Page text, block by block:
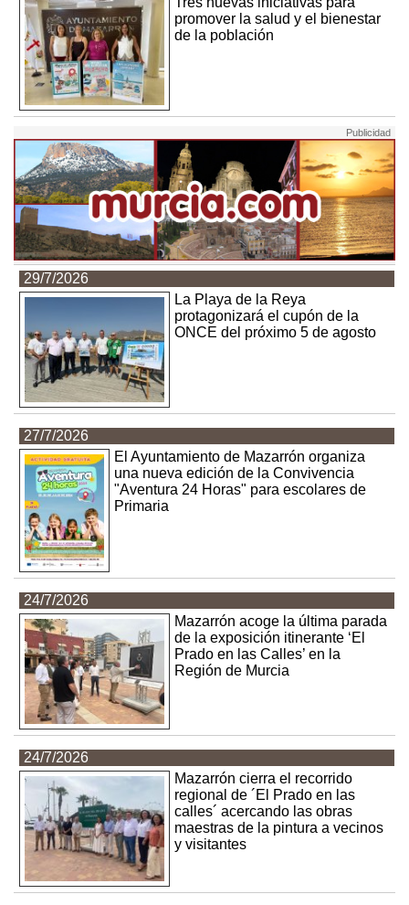
promover la salud y el bienestar
de la población
29/7/2026
La Playa de la Reya
protagonizará el cupón de la
ONCE del próximo 5 de agosto
27/7/2026
El Ayuntamiento de Mazarrón organiza
una nueva edición de la Convivencia
"Aventura 24 Horas" para escolares de
Primaria
24/7/2026
Mazarrón acoge la última parada
de la exposición itinerante ‘El
Prado en las Calles’ en la
Región de Murcia
24/7/2026
Mazarrón cierra el recorrido
regional de ´El Prado en las
calles´ acercando las obras
maestras de la pintura a vecinos
y visitantes